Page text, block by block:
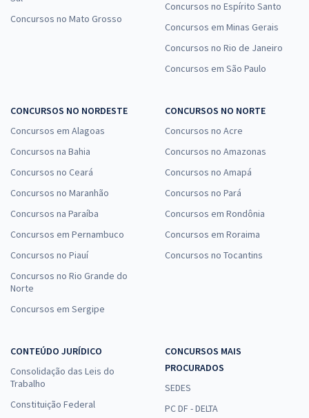
Concursos no Mato Grosso
Concursos no Espírito Santo
Concursos em Minas Gerais
Concursos no Rio de Janeiro
Concursos em São Paulo
CONCURSOS NO NORDESTE
Concursos em Alagoas
Concursos na Bahia
Concursos no Ceará
Concursos no Maranhão
Concursos na Paraíba
Concursos em Pernambuco
Concursos no Piauí
Concursos no Rio Grande do
Norte
Concursos em Sergipe
CONCURSOS NO NORTE
Concursos no Acre
Concursos no Amazonas
Concursos no Amapá
Concursos no Pará
Concursos em Rondônia
Concursos em Roraima
Concursos no Tocantins
CONTEÚDO JURÍDICO
Consolidação das Leis do
Trabalho
Constituição Federal
CONCURSOS MAIS
PROCURADOS
SEDES
PC DF - DELTA